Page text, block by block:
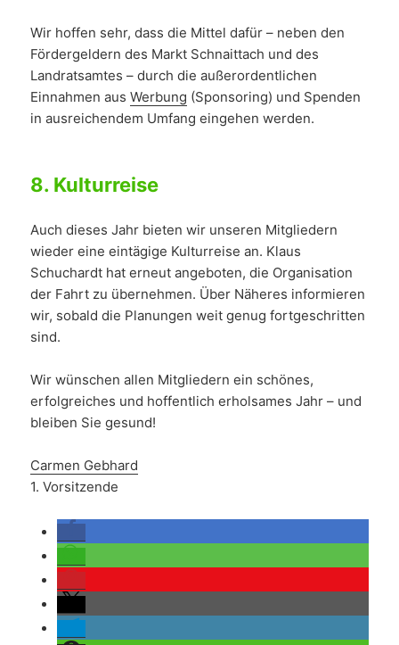
Wir hoffen sehr, dass die Mittel dafür – neben den
Fördergeldern des Markt Schnaittach und des
Landratsamtes – durch die außerordentlichen
Einnahmen ausWerbung (Sponsoring) und Spenden
in ausreichendem Umfang eingehen werden.
8. Kulturreise
Auch dieses Jahr bieten wir unseren Mitgliedern
wieder eine eintägige Kulturreise an. Klaus
Schuchardt hat erneut angeboten, die Organisation
der Fahrt zu übernehmen. Über Näheres informieren
wir, sobald die Planungen weit genug fortgeschritten
sind.
Wir wünschen allen Mitgliedern ein schönes,
erfolgreiches und hoffentlich erholsames Jahr – und
bleiben Sie gesund!
Carmen Gebhard
1. Vorsitzende